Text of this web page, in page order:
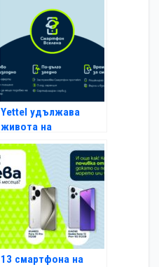
Yettel удължава
живота на
мобилните
устройства с новия
си пакет от услуги
„Смартфон Вселена“
13 смартфона на